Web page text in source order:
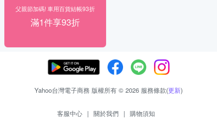
父親節加碼! 車用百貨結帳93折
滿1件享93折
Yahoo台灣電子商務 版權所有 © 2026 服務條款(更新)
客服中心 | 關於我們 | 購物須知